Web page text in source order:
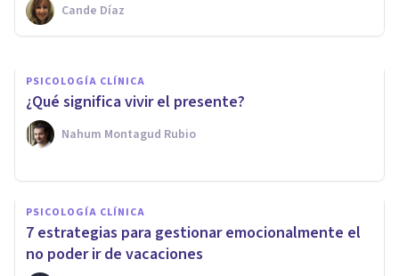
Cande Díaz
Tomás Santa Cecilia
PSICOLOGÍA CLÍNICA
¿Qué significa vivir el presente?
Nahum Montagud Rubio
PSICOLOGÍA CLÍNICA
7 estrategias para gestionar emocionalmente el
no poder ir de vacaciones